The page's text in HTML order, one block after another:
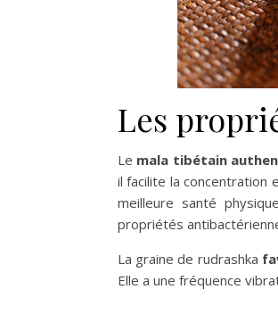
Les
Le mala tibétain
il facilite la
meilleure santé
propriétés
La graine de rudrashka
Elle a une fréquence